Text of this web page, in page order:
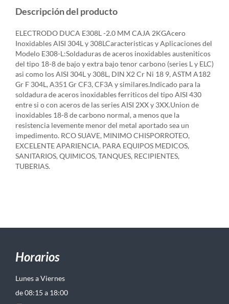
Descripción del producto
ELECTRODO DUCA E308L -2.0 MM CAJA 2KGAcero
Inoxidables AISI 304L y 308LCaracteristicas y Aplicaciones del
Modelo E308-L:Soldaduras de aceros inoxidables austeniticos
del tipo 18-8 de bajo y extra bajo tenor carbono (series L y ELC)
asi como los AISI 304L y 308L, DIN X2 Cr Ni 18 9, ASTM A182
Gr F 304L, A351 Gr CF3, CF3A y similares.Indicado para la
soldadura de aceros inoxidables ferriticos del tipo AISI 430
entre si o con aceros de las series AISI 2XX y 3XX.Union de
inoxidables 18-8 de carbono normal, a menos que la
resistencia levemente menor del metal aportado sea un
impedimento. RCO SUAVE, MINIMO CHISPORROTEO,
EXCELENTE APARIENCIA. PARA EQUIPOS MEDICOS,
SANITARIOS, QUIMICOS, TANQUES, RECIPIENTES,
TUBERIAS.
Horarios
Lunes a Viernes
de 08:15 a 18:00